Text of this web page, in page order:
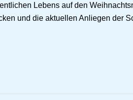
Lebens auf den
und die aktuellen Anliegen der